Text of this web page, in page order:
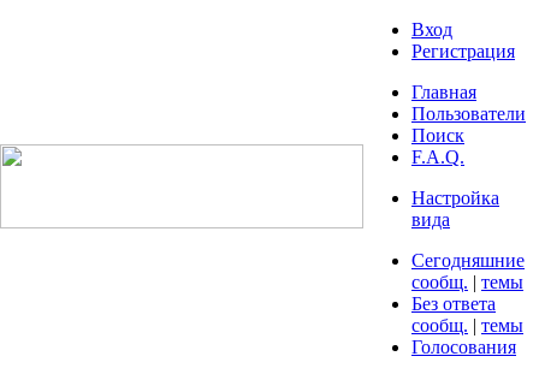
Вход
Регистрация
Главная
Пользователи
Поиск
F.A.Q.
Настройка
вида
Сегодняшние
сообщ. | темы
Без ответа
сообщ. | темы
Голосования